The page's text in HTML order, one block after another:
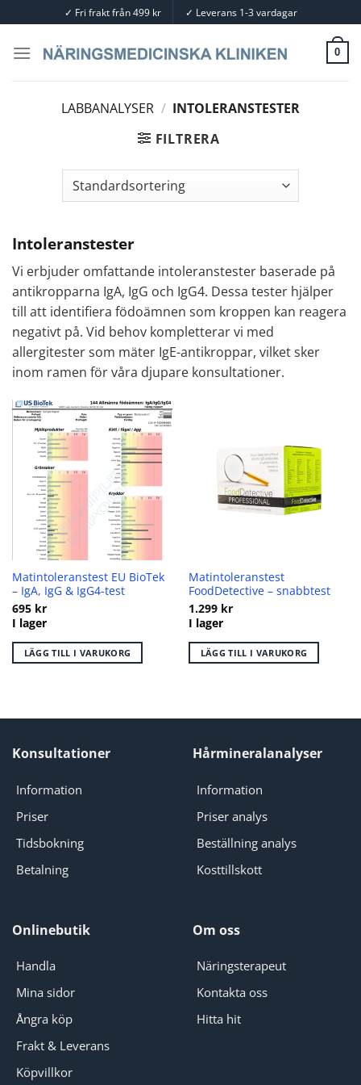
to
content
✓ Fri frakt från 499 kr ✓ Leverans 1-3 vardagar
0
LABBANALYSER / INTOLERANSTESTER
FILTRERA
Intoleranstester
Vi erbjuder omfattande intoleranstester baserade på
antikropparna IgA, IgG och IgG4. Dessa tester hjälper
till att identifiera födoämnen som kroppen kan reagera
negativt på. Vid behov kompletterar vi med
allergitester som mäter IgE-antikroppar, vilket sker
inom ramen för våra djupare konsultationer.
Matintoleranstest EU BioTek
– IgA, IgG & IgG4-test
695 kr
I lager
LÄGG TILL I VARUKORG
Matintoleranstest
FoodDetective – snabbtest
1.299 kr
I lager
LÄGG TILL I VARUKORG
Konsultationer
Information
Priser
Tidsbokning
Betalning
Hårmineralanalyser
Information
Priser analys
Beställning analys
Kosttillskott
Onlinebutik
Handla
Mina sidor
Ångra köp
Frakt & Leverans
Köpvillkor
Om oss
Näringsterapeut
Kontakta oss
Hitta hit